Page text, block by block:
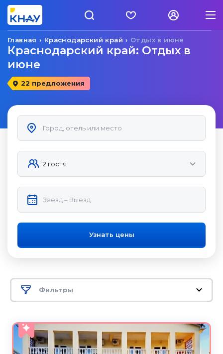
Отдых в июне
Краснодарский край
Главная
Краснодарский край: Отдых в
июне
22 предложения
Узнать цены
Фильтры
5.0